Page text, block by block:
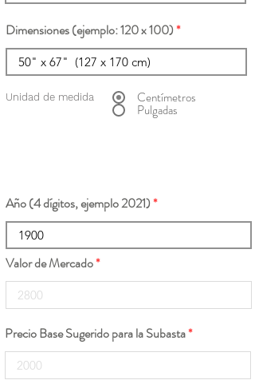
Dimensiones (ejemplo: 120 x 100)
Unidad de medida Centímetros
Pulgadas
Año (4 dígitos, ejemplo 2021)
Valor de Mercado
Precio Base Sugerido para la Subasta